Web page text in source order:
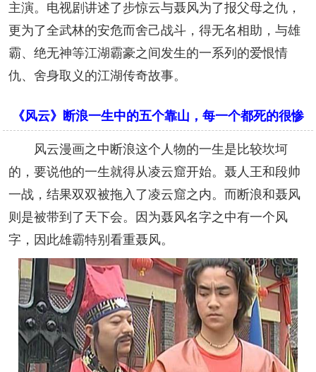
主演。电视剧讲述了步惊云与聂风为了报父母之仇，
更为了全武林的安危而舍己战斗，得无名相助，与雄
霸、绝无神等江湖霸豪之间发生的一系列的爱恨情
仇、舍身取义的江湖传奇故事。
《风云》断浪一生中的五个靠山，每一个都死的很惨
风云漫画之中断浪这个人物的一生是比较坎坷
的，要说他的一生就得从凌云窟开始。聂人王和段帅
一战，结果双双被拖入了凌云窟之内。而断浪和聂风
则是被带到了天下会。因为聂风名字之中有一个风
字，因此雄霸特别看重聂风。